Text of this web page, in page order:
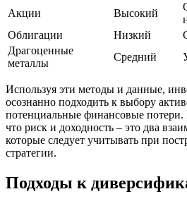
Акции Высокий
Облигации
Низкий
Драгоценные
металлы
Средний
Используя эти методы и данные,
осознанно подходить к выбору
потенциальные финансовые
что риск и доходность – это два
которые следует учитывать при
стратегии.
Подходы к